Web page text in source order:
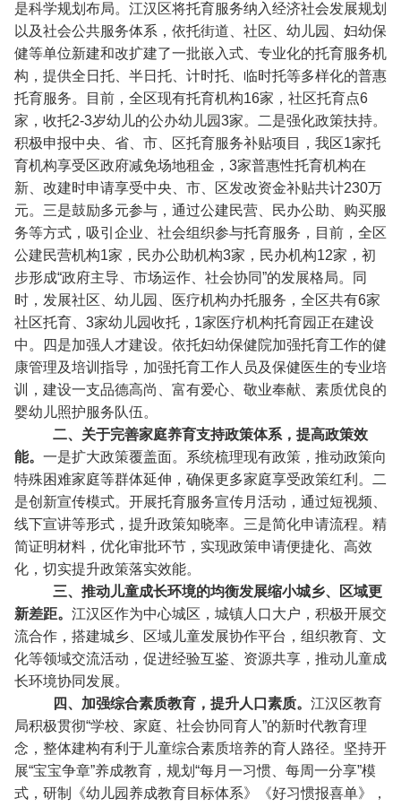
是科学规划布局。江汉区将托育服务纳入经济社会发展规划
以及社会公共服务体系，依托街道、社区、幼儿园、妇幼保
健等单位新建和改扩建了一批嵌入式、专业化的托育服务机
构，提供全日托、半日托、计时托、临时托等多样化的普惠
托育服务。目前，全区现有托育机构16家，社区托育点6
家，收托2-3岁幼儿的公办幼儿园3家。二是强化政策扶持。
积极申报中央、省、市、区托育服务补贴项目，我区1家托
育机构享受区政府减免场地租金，3家普惠性托育机构在
新、改建时申请享受中央、市、区发改资金补贴共计230万
元。三是鼓励多元参与，通过公建民营、民办公助、购买服
务等方式，吸引企业、社会组织参与托育服务，目前，全区
公建民营机构1家，民办公助机构3家，民办机构12家，初
步形成“政府主导、市场运作、社会协同”的发展格局。同
时，发展社区、幼儿园、医疗机构办托服务，全区共有6家
社区托育、3家幼儿园收托，1家医疗机构托育园正在建设
中。四是加强人才建设。依托妇幼保健院加强托育工作的健
康管理及培训指导，加强托育工作人员及保健医生的专业培
训，建设一支品德高尚、富有爱心、敬业奉献、素质优良的
婴幼儿照护服务队伍。
二、关于完善家庭养育支持政策体系，提高政策效
能。 一是扩大政策覆盖面。系统梳理现有政策，推动政策向
特殊困难家庭等群体延伸，确保更多家庭享受政策红利。二
是创新宣传模式。开展托育服务宣传月活动，通过短视频、
线下宣讲等形式，提升政策知晓率。三是简化申请流程。精
简证明材料，优化审批环节，实现政策申请便捷化、高效
化，切实提升政策落实效能。
三、推动儿童成长环境的均衡发展缩小城乡、区域更
新差距。 江汉区作为中心城区，城镇人口大户，积极开展交
流合作，搭建城乡、区域儿童发展协作平台，组织教育、文
化等领域交流活动，促进经验互鉴、资源共享，推动儿童成
长环境协同发展。
四、加强综合素质教育，提升人口素质。 江汉区教育
局积极贯彻“学校、家庭、社会协同育人”的新时代教育理
念，整体建构有利于儿童综合素质培养的育人路径。坚持开
展“宝宝争章”养成教育，规划“每月一习惯、每周一分享”模
式，研制《幼儿园养成教育目标体系》《好习惯报喜单》，